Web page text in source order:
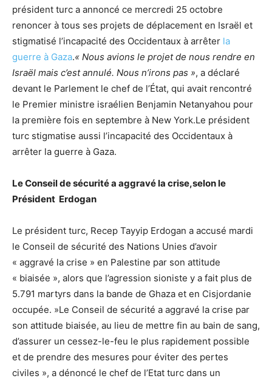
président turc a annoncé ce mercredi 25 octobre
renoncer à tous ses projets de déplacement en Israël et
stigmatisé l’incapacité des Occidentaux à arrêter la
guerre à Gaza.« Nous avions le projet de nous rendre en
Israël mais c’est annulé. Nous n’irons pas », a déclaré
devant le Parlement le chef de l’État, qui avait rencontré
le Premier ministre israélien Benjamin Netanyahou pour
la première fois en septembre à New York.Le président
turc stigmatise aussi l’incapacité des Occidentaux à
arrêter la guerre à Gaza.
Le Conseil de sécurité a aggravé la crise,selon le
Président Erdogan
Le président turc, Recep Tayyip Erdogan a accusé mardi
le Conseil de sécurité des Nations Unies d’avoir
« aggravé la crise » en Palestine par son attitude
« biaisée », alors que l’agression sioniste y a fait plus de
5.791 martyrs dans la bande de Ghaza et en Cisjordanie
occupée. »Le Conseil de sécurité a aggravé la crise par
son attitude biaisée, au lieu de mettre fin au bain de sang,
d’assurer un cessez-le-feu le plus rapidement possible
et de prendre des mesures pour éviter des pertes
civiles », a dénoncé le chef de l’Etat turc dans un